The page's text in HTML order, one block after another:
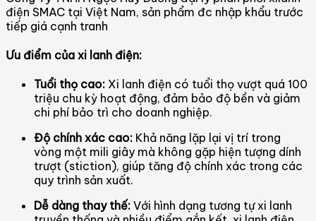
điện SMAC tại Việt Nam, sản phẩm đc nhập khẩu trước
tiếp giá cạnh tranh
Ưu điểm của xi lanh điện:
Tuổi thọ cao: Xi lanh điện có tuổi thọ vượt quá 100
triệu chu kỳ hoạt động, đảm bảo độ bền và giảm
chi phí bảo trì cho doanh nghiệp.
Độ chính xác cao: Khả năng lặp lại vị trí trong
vòng một mili giây mà không gặp hiện tượng dính
trượt (stiction), giúp tăng độ chính xác trong các
quy trình sản xuất.
Dễ dàng thay thế: Với hình dạng tương tự xi lanh